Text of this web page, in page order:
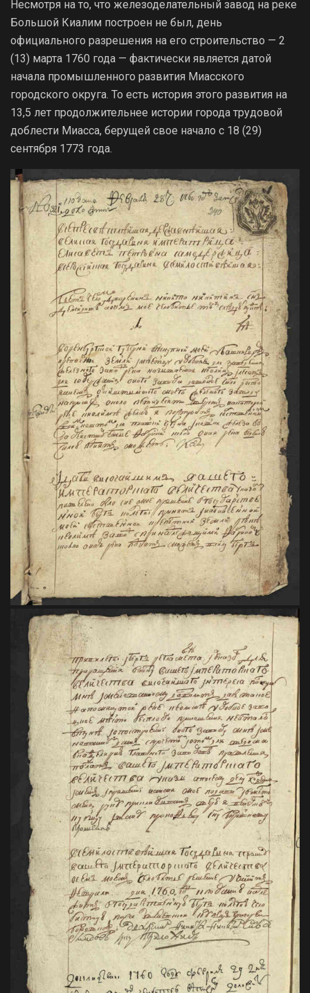
Несмотря на то, что железоделательный завод на реке
Большой Киалим построен не был, день
официального разрешения на его строительство — 2
(13) марта 1760 года — фактически является датой
начала промышленного развития Миасского
городского округа. То есть история этого развития на
13,5 лет продолжительнее истории города трудовой
доблести Миасса, берущей свое начало с 18 (29)
сентября 1773 года.